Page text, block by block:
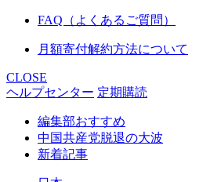
FAQ（よくあるご質問）
月額寄付解約方法について
CLOSE
ヘルプセンター 定期購読
編集部おすすめ
中国共産党脱退の大波
新着記事